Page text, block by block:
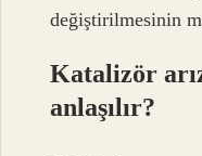
değiştirilmesinin
Katalizör
anlaşılır?